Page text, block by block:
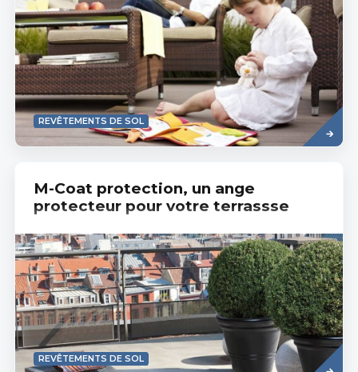
REVÊTEMENTS DE SOL
Read
more
M-Coat protection, un ange
protecteur pour votre terrassse
REVÊTEMENTS DE SOL
Read
more